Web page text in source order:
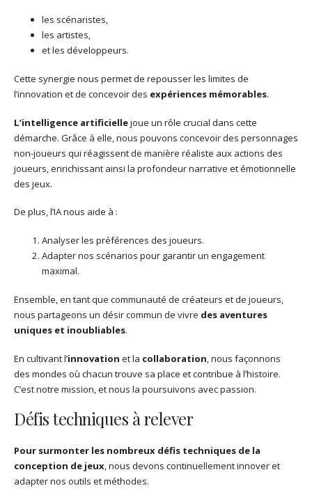
les scénaristes,
les artistes,
et les développeurs.
Cette synergie nous permet de repousser les limites de
l’innovation et de concevoir des expériences mémorables.
L’intelligence artificiellejoue un rôle crucial dans cette
démarche. Grâce à elle, nous pouvons concevoir des personnages
non-joueurs qui réagissent de manière réaliste aux actions des
joueurs, enrichissant ainsi la profondeur narrative et émotionnelle
des jeux.
De plus, l’IA nous aide à :
Analyser les préférences des joueurs.
Adapter nos scénarios pour garantir un engagement
maximal.
Ensemble, en tant que communauté de créateurs et de joueurs,
nous partageons un désir commun de vivre des aventures
uniques et inoubliables.
En cultivant l’innovation et la collaboration, nous façonnons
des mondes où chacun trouve sa place et contribue à l’histoire.
C’est notre mission, et nous la poursuivons avec passion.
Défis techniques à relever
Pour surmonter les nombreux défis techniques de la
conception de jeux, nous devons continuellement innover et
adapter nos outils et méthodes.